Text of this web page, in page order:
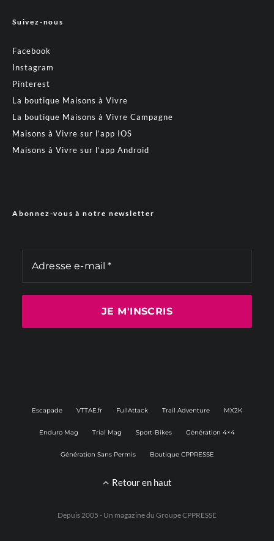
Suivez-nous
Facebook
Instagram
Pinterest
La boutique Maisons à Vivre
La boutique Maisons à Vivre Campagne
Maisons à Vivre sur l’app IOS
Maisons à Vivre sur l’app Android
Abonnez-vous à notre newsletter
Escapade VTTAE.fr FullAttack Trail Adventure MX2K
Enduro Mag Trial Mag Sport-Bikes Génération 4×4
Génération Sans Permis Boutique CPPRESSE
Retour en haut
Depuis 2005 - Un magazine du Groupe CPPRESSE